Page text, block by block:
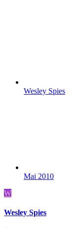
Wesley Spies
Mai 2010
W
Wesley Spies